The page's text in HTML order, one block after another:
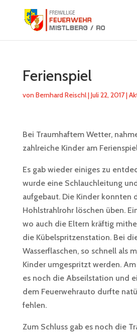
Ferienspiel
vonBernhard Reischl|Juli 22, 2017|
Bei Traumhaftem Wetter,
zahlreiche Kinder am
Es gab wieder einiges zu
wurde eine Schlauchleitung
aufgebaut. Die Kinder konnten
Hohlstrahlrohr löschen üben.
wo auch die Eltern kräftig
die Kübelspritzenstation. Bei
Wasserflaschen, so schnell als
Kinder umgespritzt werden.
es noch die Abseilstation und
dem Feuerwehrauto durfte
fehlen.
Zum Schluss gab es noch die